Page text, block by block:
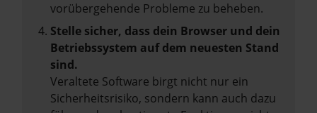
vorübergehende Probleme zu beheben.
Stelle sicher, dass dein Browser und dein
Betriebssystem auf dem neuesten Stand
sind.
Veraltete Software birgt nicht nur ein
Sicherheitsrisiko, sondern kann auch dazu